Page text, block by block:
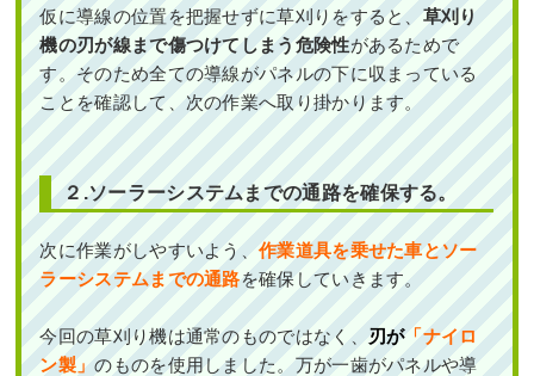
仮に導線の位置を把握せずに草刈りをすると、 草刈り
機の刃が線まで傷つけてしまう危険性があるためで
す。そのため全ての導線がパネルの下に収まっている
ことを確認して、次の作業へ取り掛かります。
２.ソーラーシステムまでの通路を確保する。
次に作業がしやすいよう、作業道具を乗せた車とソー
ラーシステムまでの通路を確保していきます。
今回の草刈り機は通常のものではなく、 刃が「ナイロ
ン製」のものを使用しました。万が一歯がパネルや導